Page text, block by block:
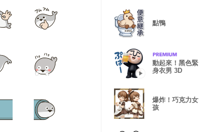
點鴨
動起來！黑色緊
身衣男 3D
爆炸！巧克力女
孩